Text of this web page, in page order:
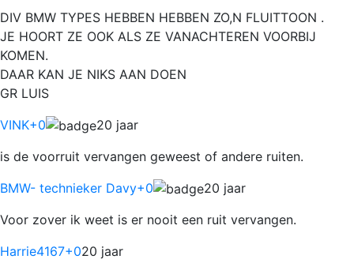
DIV BMW TYPES HEBBEN HEBBEN ZO,N FLUITTOON .
JE HOORT ZE OOK ALS ZE VANACHTEREN VOORBIJ
KOMEN.
DAAR KAN JE NIKS AAN DOEN
GR LUIS
VINK+0
20 jaar
is de voorruit vervangen geweest of andere ruiten.
BMW- technieker Davy+0
20 jaar
Voor zover ik weet is er nooit een ruit vervangen.
Harrie4167+020 jaar